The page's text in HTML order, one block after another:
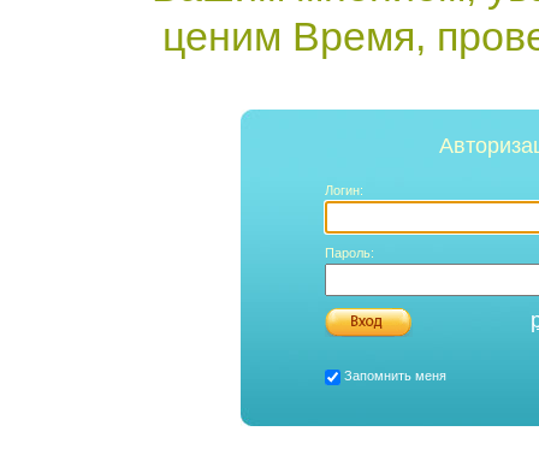
ценим Время,
Логин:
Пароль:
Запомнить меня